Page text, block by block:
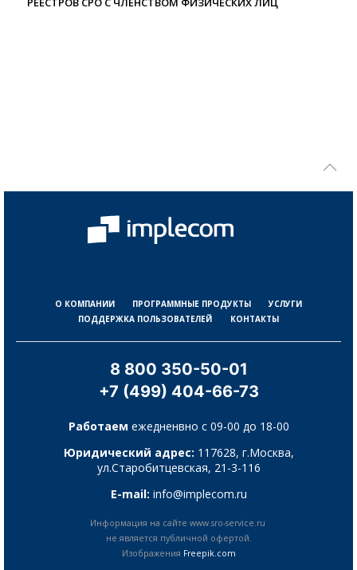
О КОМПАНИИ ПРОГРАММНЫЕ ПРОДУКТЫ
УСЛУГИ
ПОДДЕРЖКА ПОЛЬЗОВАТЕЛЕЙ
КОНТАКТЫ
8 800 350-50-01
+7 (499) 404-66-73
Работаем ежедненвно с 09-00 до 18-00
Юридический адрес: 117628, г.Москва,
ул.Старобитцевская, 21-3-116
E-mail: info@implecom.ru
Информация на сайте www.sro-service.ru
не является публичной офертой.
Изображения Freepik.com